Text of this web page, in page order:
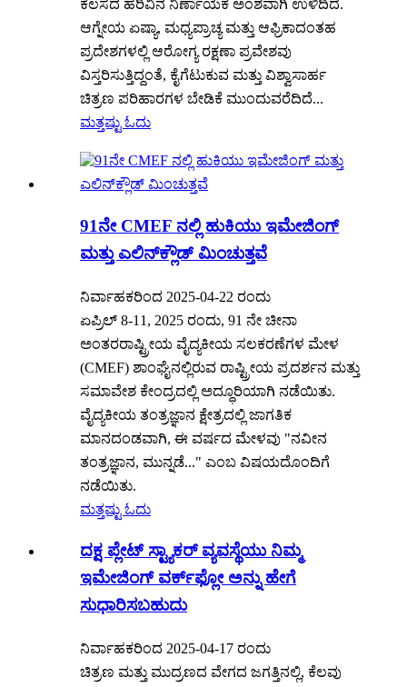
ಕೆಲಸದ ಹರಿವಿನ ನಿರ್ಣಾಯಕ ಅಂಶವಾಗಿ ಉಳಿದಿದೆ.
ಆಗ್ನೇಯ ಏಷ್ಯಾ, ಮಧ್ಯಪ್ರಾಚ್ಯ ಮತ್ತು ಆಫ್ರಿಕಾದಂತಹ
ಪ್ರದೇಶಗಳಲ್ಲಿ ಆರೋಗ್ಯ ರಕ್ಷಣಾ ಪ್ರವೇಶವು
ವಿಸ್ತರಿಸುತ್ತಿದ್ದಂತೆ, ಕೈಗೆಟುಕುವ ಮತ್ತು ವಿಶ್ವಾಸಾರ್ಹ
ಚಿತ್ರಣ ಪರಿಹಾರಗಳ ಬೇಡಿಕೆ ಮುಂದುವರೆದಿದೆ...
ಮತ್ತಷ್ಟು ಓದು
91ನೇ CMEF ನಲ್ಲಿ ಹುಕಿಯು ಇಮೇಜಿಂಗ್
ಮತ್ತು ಎಲಿನ್‌ಕ್ಲೌಡ್ ಮಿಂಚುತ್ತವೆ
ನಿರ್ವಾಹಕರಿಂದ 2025-04-22 ರಂದು
ಏಪ್ರಿಲ್ 8-11, 2025 ರಂದು, 91 ನೇ ಚೀನಾ
ಅಂತರರಾಷ್ಟ್ರೀಯ ವೈದ್ಯಕೀಯ ಸಲಕರಣೆಗಳ ಮೇಳ
(CMEF) ಶಾಂಘೈನಲ್ಲಿರುವ ರಾಷ್ಟ್ರೀಯ ಪ್ರದರ್ಶನ ಮತ್ತು
ಸಮಾವೇಶ ಕೇಂದ್ರದಲ್ಲಿ ಅದ್ಧೂರಿಯಾಗಿ ನಡೆಯಿತು.
ವೈದ್ಯಕೀಯ ತಂತ್ರಜ್ಞಾನ ಕ್ಷೇತ್ರದಲ್ಲಿ ಜಾಗತಿಕ
ಮಾನದಂಡವಾಗಿ, ಈ ವರ್ಷದ ಮೇಳವು "ನವೀನ
ತಂತ್ರಜ್ಞಾನ, ಮುನ್ನಡೆ..." ಎಂಬ ವಿಷಯದೊಂದಿಗೆ
ನಡೆಯಿತು.
ಮತ್ತಷ್ಟು ಓದು
ದಕ್ಷ ಪ್ಲೇಟ್ ಸ್ಟ್ಯಾಕರ್ ವ್ಯವಸ್ಥೆಯು ನಿಮ್ಮ
ಇಮೇಜಿಂಗ್ ವರ್ಕ್‌ಫ್ಲೋ ಅನ್ನು ಹೇಗೆ
ಸುಧಾರಿಸಬಹುದು
ನಿರ್ವಾಹಕರಿಂದ 2025-04-17 ರಂದು
ಚಿತ್ರಣ ಮತ್ತು ಮುದ್ರಣದ ವೇಗದ ಜಗತ್ತಿನಲ್ಲಿ, ಕೆಲವು